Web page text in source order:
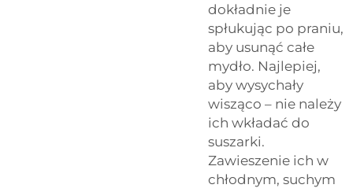
dokładnie je
spłukując po praniu,
aby usunąć całe
mydło. Najlepiej,
aby wysychały
wisząco – nie należy
ich wkładać do
suszarki.
Zawieszenie ich w
chłodnym, suchym